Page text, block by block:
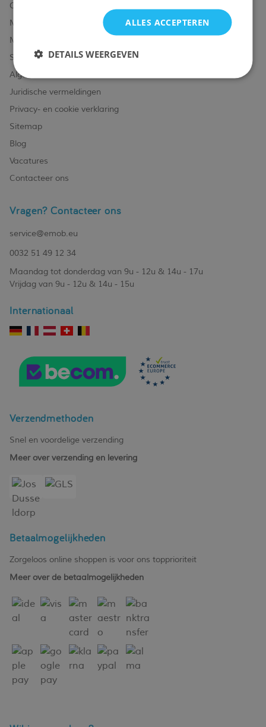
Over ons
Magazijn
Merken
Showroom
Algemene voorwaarden
Juridische vermeldingen
Privacy- en cookie verklaring
Sitemap
Blog
Vacatures
Contacteer ons
Vragen? Contacteer ons
service@emob.eu
0032 51 49 12 34
Maandag tot donderdag van 9u - 12u & 14u - 17u
Vrijdag van 9u - 12u & 14u - 15u
Internationaal
Verzendmethoden
Snel en voordelige verzending
Meer over verzending en levering
Betaalmogelijkheden
Zorgeloos online shoppen is voor ons topprioriteit
Meer over de betaalmogelijkheden
ALLES ACCEPTEREN
DETAILS WEERGEVEN